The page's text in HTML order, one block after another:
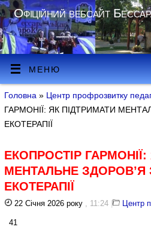
Офіційний вебсайт
МЕНЮ
Головна » Центр профрозвитку
ГАРМОНІЇ: ЯК ПІДТРИМАТИ
ЕКОТЕРАПІЇ
ЕКОПРОСТІР
МЕНТАЛЬНЕ ЗДОРОВ’Я
ЕКОТЕРАПІЇ
22 Січня 2026 року , 11:24 | Центр
41